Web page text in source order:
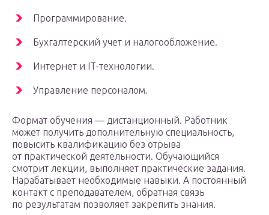
Программирование.
Бухгалтерский учет и налогообложение.
Интернет и IT-технологии.
Управление персоналом.
Формат обучения — дистанционный. Работник
может получить дополнительную специальность,
повысить квалификацию без отрыва
от практической деятельности. Обучающийся
смотрит лекции, выполняет практические задания.
Нарабатывает необходимые навыки. А постоянный
контакт с преподавателем, обратная связь
по результатам позволяет закрепить знания.